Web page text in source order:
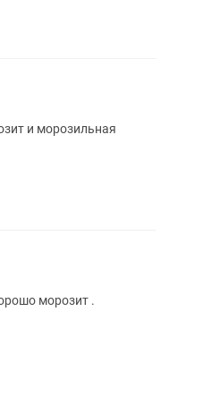
и морозильная
морозит .